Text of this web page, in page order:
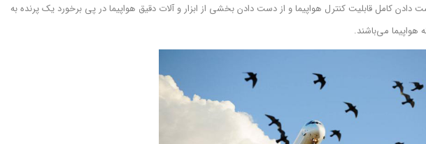
کامل قابلیت کنترل هواپیما و از دست دادن بخشی از ابزار و آلات دقیق هواپیما در پی برخورد یک پرنده به
می‌باشند.